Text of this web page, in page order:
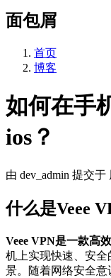
面包屑
首页
博客
如何在手
ios？
由 dev_admin 提交于
什么是Veee
Veee VPN是一款高
机上实现快速、安
景。随着网络安全